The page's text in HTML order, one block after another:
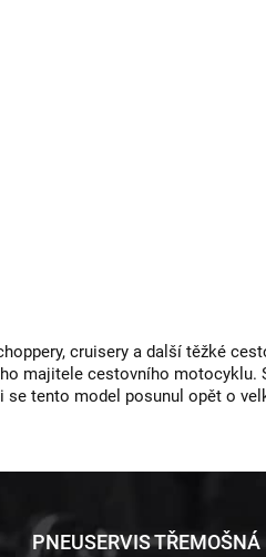
cruisery a další těžké
majitele cestovního motocyklu.
tento model posunul opět o
PNEUSERVIS TŘEMOŠNÁ